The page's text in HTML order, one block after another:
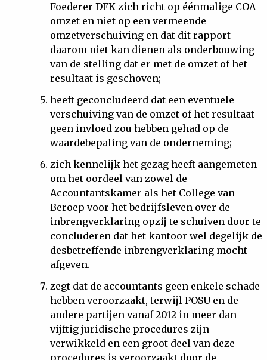
Foederer DFK zich richt op éénmalige COA-
omzet en niet op een vermeende
omzetverschuiving en dat dit rapport
daarom niet kan dienen als onderbouwing
van de stelling dat er met de omzet of het
resultaat is geschoven;
heeft geconcludeerd dat een eventuele
verschuiving van de omzet of het resultaat
geen invloed zou hebben gehad op de
waardebepaling van de onderneming;
zich kennelijk het gezag heeft aangemeten
om het oordeel van zowel de
Accountantskamer als het College van
Beroep voor het bedrijfsleven over de
inbrengverklaring opzij te schuiven door te
concluderen dat het kantoor wel degelijk de
desbetreffende inbrengverklaring mocht
afgeven.
zegt dat de accountants geen enkele schade
hebben veroorzaakt, terwijl POSU en de
andere partijen vanaf 2012 in meer dan
vijftig juridische procedures zijn
verwikkeld en een groot deel van deze
procedures is veroorzaakt door de